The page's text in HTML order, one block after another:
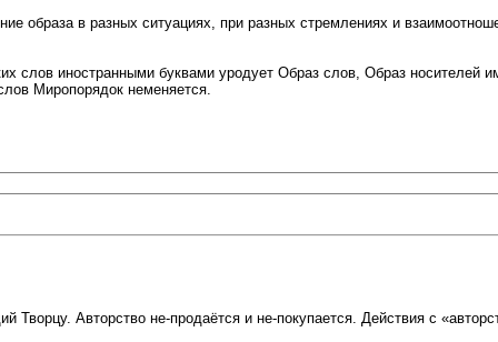
в разных ситуациях, при разных стремлениях и
слов иностранными буквами уродует Образ слов, Образ носителей
Миропорядок неменяется.
Авторство не-продаётся и не-покупается. Действия с